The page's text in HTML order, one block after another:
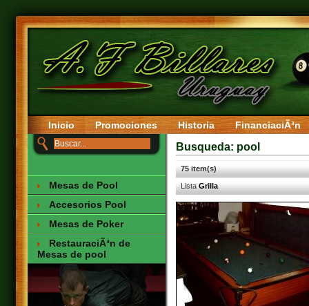
Inicio Promociones Historia FinanciaciÃ³n
Mesas de Pool
Accesorios Pool
Mesas de Poker
RestauraciÃ³n de
Mesas de pool
Busqueda: pool
75 item(s)
ListaGrilla